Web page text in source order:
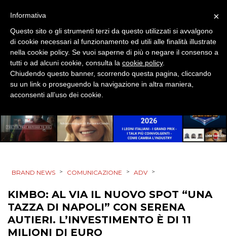
TV
RICERCHE
NORMATIVE
TREND
CASE HISTORY
BRAND NEWS > COMUNICAZIONE > ADV >
KIMBO: AL VIA IL NUOVO SPOT “UNA
TAZZA DI NAPOLI” CON SERENA
AUTIERI. L’INVESTIMENTO È DI 11
MILIONI DI EURO
×
Informativa
Questo sito o gli strumenti terzi da questo utilizzati si avvalgono
di cookie necessari al funzionamento ed utili alle finalità illustrate
nella cookie policy. Se vuoi saperne di più o negare il consenso a
tutti o ad alcuni cookie, consulta la cookie policy.
Chiudendo questo banner, scorrendo questa pagina, cliccando
su un link o proseguendo la navigazione in altra maniera,
acconsenti all’uso dei cookie.